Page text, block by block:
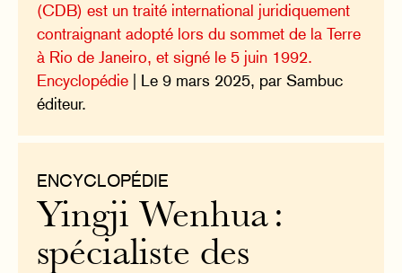
(CDB) est un traité international juridiquement
contraignant adopté lors du sommet de la Terre
à Rio de Janeiro, et signé le 5 juin 1992.
Encyclopédie | Le 9 mars 2025, par Sambuc
éditeur.
ENCYCLOPÉDIE
Yingji Wenhua :
spécialiste des